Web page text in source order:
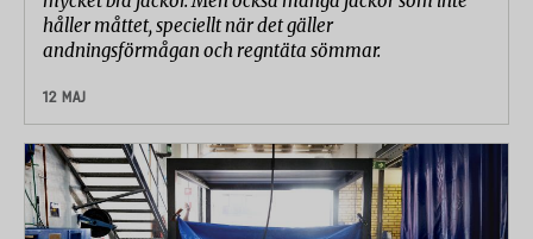
håller måttet, speciellt när det gäller
andningsförmågan och regntäta sömmar.
12 MAJ